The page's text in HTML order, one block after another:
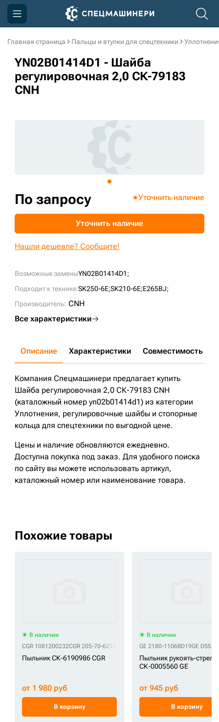
Главная страница Пальцы и втулки для спецтехники
YN02B01414D1 - Шайба
регулировочная 2,0 СК-79183
CNH
Возможные заменыYN02B01414D1;
Подходит к технике:SK250-6E;SK210-6E;E265BJ;
Производитель: CNH
Все характеристики
По запросу Уточнить наличие
Уточнить наличие
Нашли дешевле? Сообщите!
Описание Характеристики Совместимость
Компания Спецмашинери предлагает купить
Шайба регулировочная 2,0 СК-79183 CNH
(каталожный номер yn02b01414d1) из категории
Уплотнения, регулировочные шайбы и стопорные
кольца для спецтехники по выгодной цене.
Цены и наличие обновляются ежедневно.
Доступна покупка под заказ. Для удобного поиска
по сайту вы можете использовать артикул,
каталожный номер или наименование товара.
Похожие товары
В наличии
CGR 1081200232CGR 205-70-62180 CGR 205-70-62182 CGR 207-30-
Пыльник СК-6190986 CGR
от 1 980 руб
В корзину
В наличии
GE 2180-1106BD19GE
Пыльник рукоять-стрела
СК-0005560 GE
от 945 руб
В корзину
Компания
Акции
Доставка и оплата
sksale@skdst.ru
+7 (499) 394-50-93